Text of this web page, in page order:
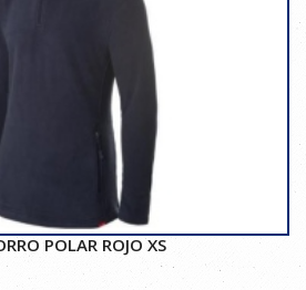
POLAR ROJO XS